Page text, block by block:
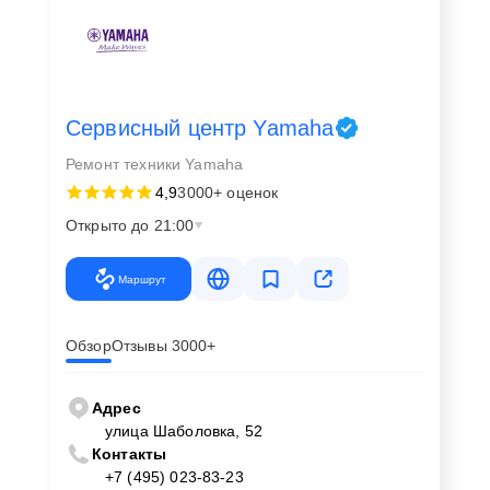
Сервисный центр Yamaha
Ремонт техники Yamaha
4,93000+ оценок
Открыто до 21:00
Маршрут
ОбзорОтзывы 3000+
Адрес
улица Шаболовка, 52
Контакты
+7 (495) 023-83-23